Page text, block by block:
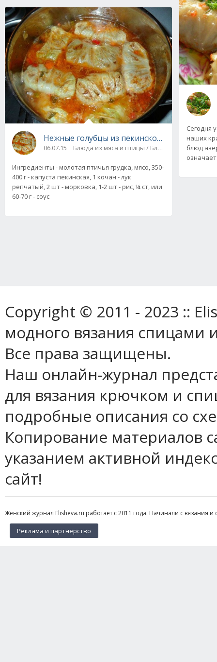
Нежные голубцы из пекинской капусты,
06.07.15 Блюда из мяса и птицы / Блюда из фарша
Ингредиенты - молотая птичья грудка, мясо, 350-
400 г - капуста пекинская, 1 кочан - лук
репчатый, 2 шт - морковка, 1-2 шт - рис, ¼ ст, или
60-70 г - соус
Сегодня
наших
блюд
Copyright © 2011 - 2023 ::
модного вязания спицами
Все права защищены.
Наш онлайн-журнал
для вязания крючком и
подробные описания со
Копирование материалов
указанием активной
сайт!
Женский журнал Elisheva.ru работает с 2011 года. Начинали с вязания
Реклама и партнерство